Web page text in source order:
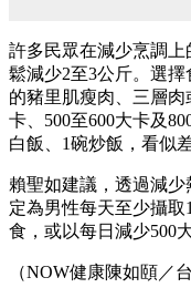
許多民眾在減少烹調
鬆減少2至3公斤。選
的豬里肌瘦肉、三層
卡、500至600大卡及
白飯、1碗炒飯，看似
賴聖如建議，透過減
定為男性每天至少攝取
食，或以每日減少500
（NOW健康陳如頤／